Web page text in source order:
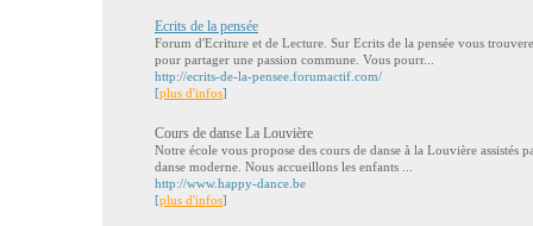
Ecrits de la pensée
Forum d'Ecriture et de Lecture. Sur Ecrits de la pensée vous
pour partager une passion commune. Vous pourr...
http://ecrits-de-la-pensee.forumactif.com/
[plus d'infos]
Cours de danse La Louvière
Notre école vous propose des cours de danse à la Louvière assistés
danse moderne. Nous accueillons les enfants ...
http://www.happy-dance.be
[plus d'infos]